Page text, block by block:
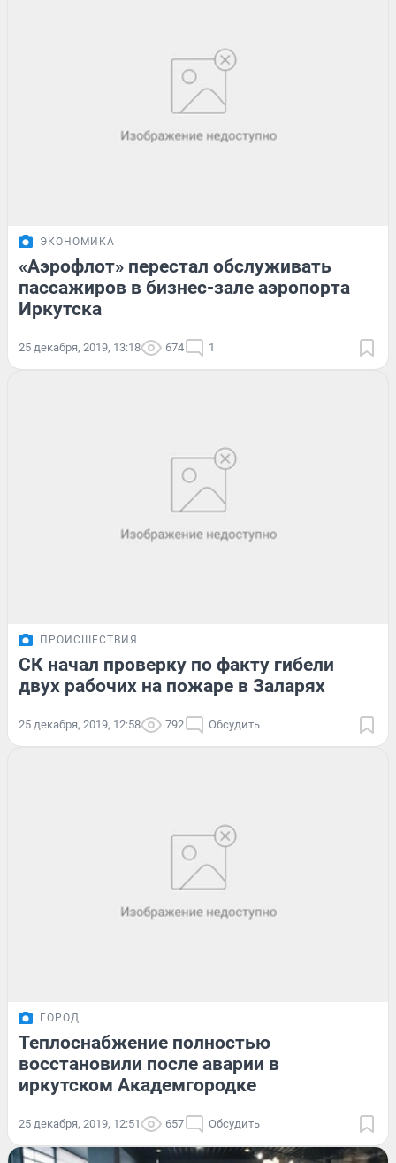
ЭКОНОМИКА
«Аэрофлот» перестал обслуживать
пассажиров в бизнес-зале аэропорта
Иркутска
25 декабря, 2019, 13:18 674 1
ПРОИСШЕСТВИЯ
СК начал проверку по факту гибели
двух рабочих на пожаре в Заларях
25 декабря, 2019, 12:58 792 Обсудить
ГОРОД
Теплоснабжение полностью
восстановили после аварии в
иркутском Академгородке
25 декабря, 2019, 12:51 657 Обсудить